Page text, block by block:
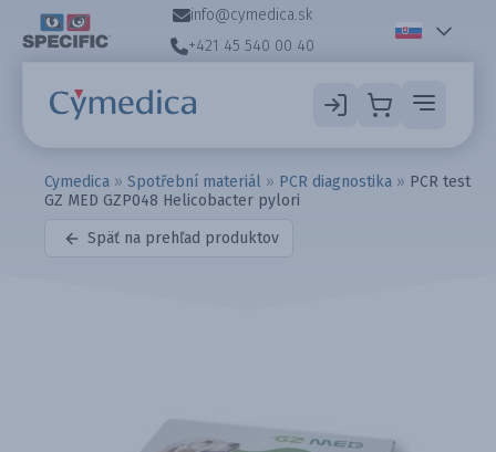
info@cymedica.sk
+421 45 540 00 40
Cymedica » Spotřební materiál » PCR diagnostika » PCR test
GZ MED GZP048 Helicobacter pylori
Späť na prehľad produktov